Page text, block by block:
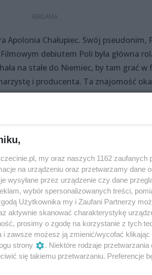
Apolonia Chałupiec. Swój pseudonim,
debiutem Poli była główna
na stałe do Niemiec, by tam grać
i producenta. Ta znajomość
jej filmy odnosiły tam ogromne
jako pierwsza europejska aktorka,
w nieruchomości i
klejnotami, w futrze z
bez rajstop, za to z paznokciami u
ról i ekscentrycznego stylu życia,
Rudolfem Valentino. Pola Negri
jako jedyna polska aktorka,
my oraz naszych 1162 zaufanych
na urządzeniu oraz przetwarzamy dane
wysyłane przez urządzenie czy dane
wybór spersonalizowanych treści,
Użytkownika my i Zaufani Partnerzy
aktywnie skanować charakterystykę
prosimy o zgodę na korzystanie z tych
i zawsze możesz ją zmienić/wycofać
strony
. Niektóre rodzaje
się takiemu przetwarzaniu. Preferencje